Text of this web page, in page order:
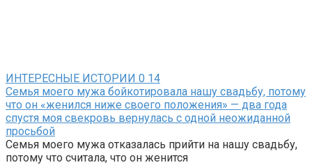
ИНТЕРЕСНЫЕ ИСТОРИИ 0 14
Семья моего мужа бойкотировала нашу свадьбу, потому
что он «женился ниже своего положения» — два года
спустя моя свекровь вернулась с одной неожиданной
просьбой
Семья моего мужа отказалась прийти на нашу свадьбу,
потому что считала, что он женится